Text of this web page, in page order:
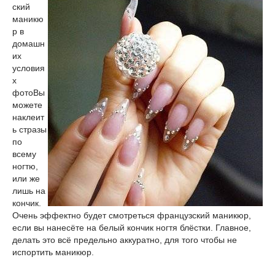
ский
маникю
р в
домашн
их
условия
х
фотоВы
можете
наклеит
ь стразы
по
всему
ногтю,
или же
лишь на
кончик.
Очень эффектно будет смотреться французский маникюр,
если вы нанесёте на белый кончик ногтя блёстки. Главное,
делать это всё предельно аккуратно, для того чтобы не
испортить маникюр.